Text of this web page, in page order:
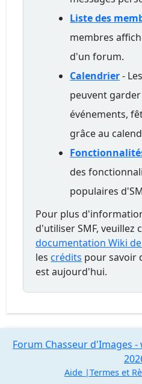
Liste des
membres
d'un forum.
Calendrier-
peuvent
événements,
grâce au
des
populaires
Pour plus
d'utiliser SMF, veuillez
documentation Wiki
lescrédits pour savoir
est aujourd'hui.
Forum Chasseur d'Images
Aide Termes et